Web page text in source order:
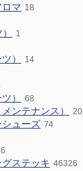
マ 18
1
） 14
） 68
ンテナンス） 20
ューズ 74
ステッキ 46326